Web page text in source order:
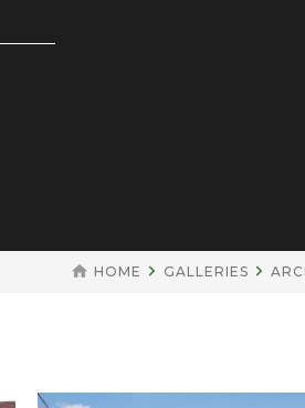
HOME GALLERIES